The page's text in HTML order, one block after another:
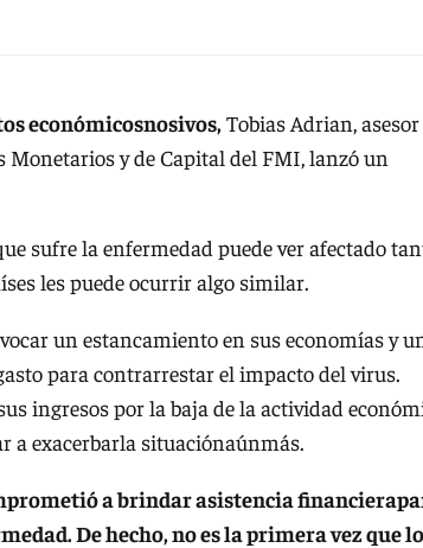
económicosnosivos,Tobias Adrian, asesor
y de Capital del FMI, lanzó un
sufre la enfermedad puede ver afectado
les puede ocurrir algo similar.
un estancamiento en sus economías y
para contrarrestar el impacto del virus.
ingresos por la baja de la actividad
a exacerbarla situaciónaúnmás.
a brindar asistencia
De hecho, no es la primera vez que